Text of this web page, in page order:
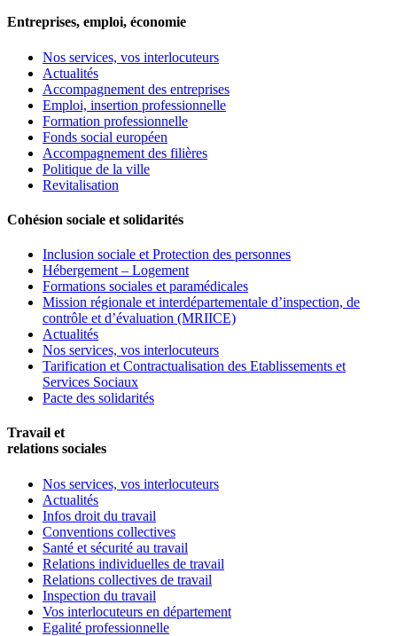
Entreprises, emploi, économie
Nos services, vos interlocuteurs
Actualités
Accompagnement des entreprises
Emploi, insertion professionnelle
Formation professionnelle
Fonds social européen
Accompagnement des filières
Politique de la ville
Revitalisation
Cohésion sociale et solidarités
Inclusion sociale et Protection des personnes
Hébergement – Logement
Formations sociales et paramédicales
Mission régionale et interdépartementale d’inspection, de
contrôle et d’évaluation (MRIICE)
Actualités
Nos services, vos interlocuteurs
Tarification et Contractualisation des Etablissements et
Services Sociaux
Pacte des solidarités
Travail et
relations sociales
Nos services, vos interlocuteurs
Actualités
Infos droit du travail
Conventions collectives
Santé et sécurité au travail
Relations individuelles de travail
Relations collectives de travail
Inspection du travail
Vos interlocuteurs en département
Egalité professionnelle